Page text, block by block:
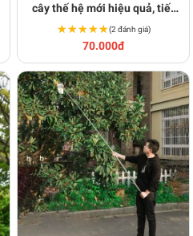
cây thế hệ mới hiệu quả, tiết
kiệm chi phí BA780
★★★★★
★★★★★(2 đánh giá)
70.000đ